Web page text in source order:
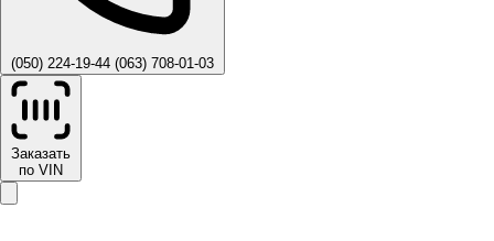
(050) 224-19-44 (063) 708-01-03
Заказать
по VIN